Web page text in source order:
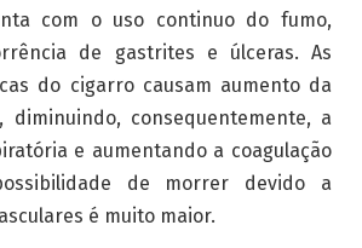
com o uso continuo do fumo,
de gastrites e úlceras. As
do cigarro causam aumento da
diminuindo, consequentemente, a
e aumentando a coagulação
de morrer devido a
é muito maior.